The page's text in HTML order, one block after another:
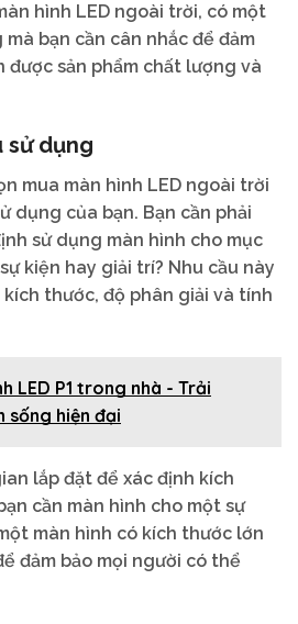
hình LED ngoài trời, có một
bạn cần cân nhắc để đảm
được sản phẩm chất lượng và
sử dụng
mua màn hình LED ngoài trời
dụng của bạn. Bạn cần phải
sử dụng màn hình cho mục
kiện hay giải trí? Nhu cầu này
thước, độ phân giải và tính
LED P1 trong nhà - Trải
sống hiện đại
lắp đặt để xác định kích
cần màn hình cho một sự
màn hình có kích thước lớn
đảm bảo mọi người có thể